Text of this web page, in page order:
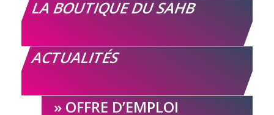
LA BOUTIQUE DU SAHB
ACTUALITÉS
OFFRE D’EMPLOI